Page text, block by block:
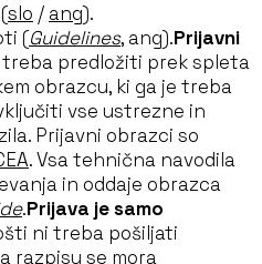
slo / ang).
(Guidelines, ang).Prijavni
treba predložiti prek spleta
obrazcu, ki ga je treba
vse ustrezne in
Prijavni obrazci so
. Vsa tehnična navodila
in oddaje obrazca
.Prijava je samo
ni treba pošiljati
razpisu se mora